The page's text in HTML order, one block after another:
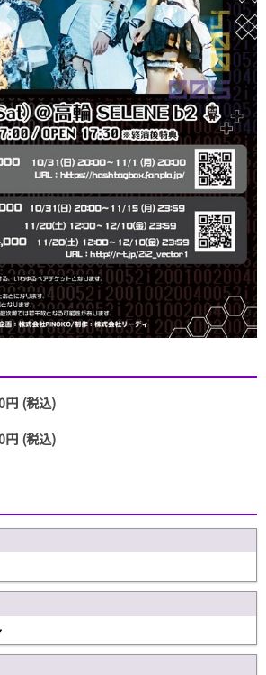
円 (税込)
円 (税込)